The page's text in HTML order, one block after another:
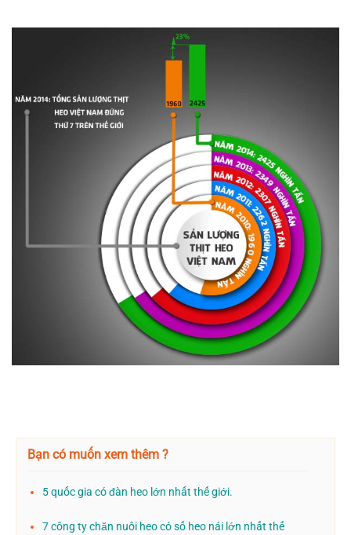
Bạn có muốn xem thêm ?
5 quốc gia có đàn heo lớn nhất thế giới.
7 công ty chăn nuôi heo có số heo nái lớn nhất thế